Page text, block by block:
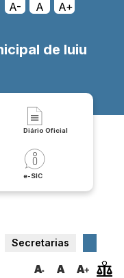
A- A A+
de Iuiu
Diário Oficial
e-SIC
Secretarias